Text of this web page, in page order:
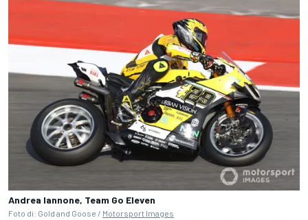
Andrea Iannone, Team Go Eleven
Foto di: Gold and Goose / Motorsport Images